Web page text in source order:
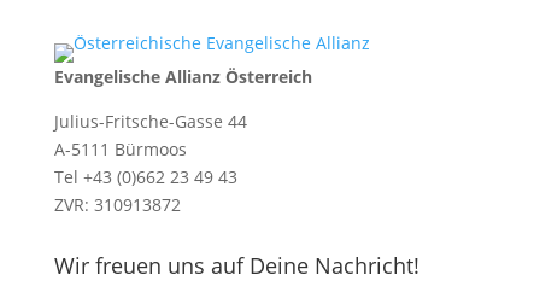
Evangelische Allianz Österreich
Julius-Fritsche-Gasse 44
A-5111 Bürmoos
Tel +43 (0)662 23 49 43
ZVR: 310913872
Wir freuen uns auf Deine Nachricht!